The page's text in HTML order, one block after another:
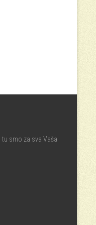
smo za sva Vaša